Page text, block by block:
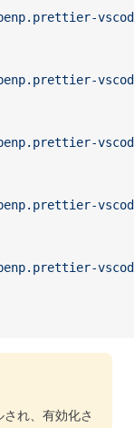
れ、有効化さ